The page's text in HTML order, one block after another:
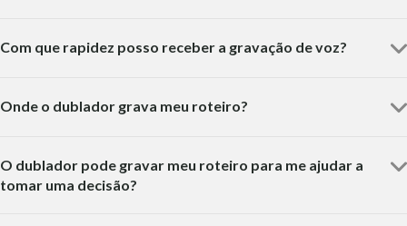
Com que rapidez posso receber a gravação de voz?
Onde o dublador grava meu roteiro?
O dublador pode gravar meu roteiro para me ajudar a
tomar uma decisão?